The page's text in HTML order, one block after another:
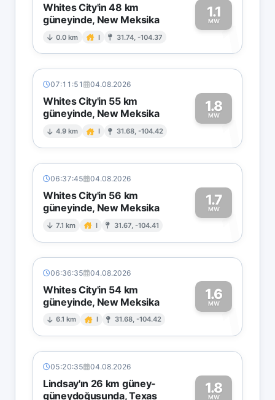
Whites City'in 48 km
güneyinde, New Meksika
0.0 km I 31.74, -104.37
1.1
MW1
07:11:51 04.08.2026
Whites City'in 55 km
güneyinde, New Meksika
4.9 km I 31.68, -104.42
1.8
MW1
06:37:45 04.08.2026
Whites City'in 56 km
güneyinde, New Meksika
7.1 km I 31.67, -104.41
1.7
MW1
06:36:35 04.08.2026
Whites City'in 54 km
güneyinde, New Meksika
6.1 km I 31.68, -104.42
1.6
MW1
05:20:35 04.08.2026
Lindsay'ın 26 km güney-
güneydoğusunda, Texas
1.8
MW